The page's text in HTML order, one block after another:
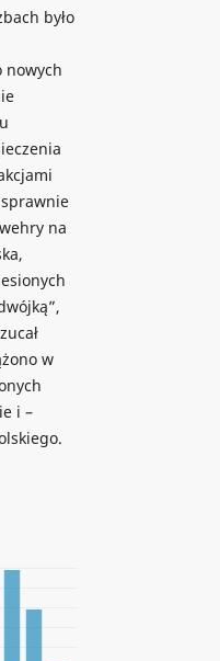
było
nowych
na
w
i –